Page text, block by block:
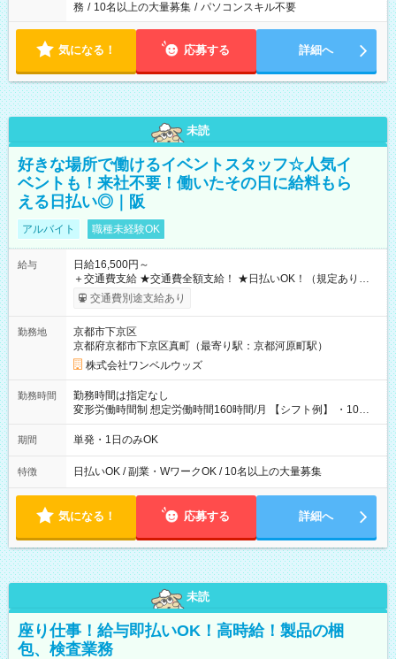
務 / 10名以上の大量募集 / パソコンスキル不要
気になる！ 応募する 詳細へ
未読
好きな場所で働けるイベントスタッフ☆人気イ
ベントも！来社不要！働いたその日に給料もら
える日払い◎｜阪
アルバイト 職種未経験OK
給与
日給16,500円～
＋交通費支給 ★交通費全額支給！ ★日払いOK！（規定あり） ┗
働いたその日に現金GET♪ お仕事後はコンビニATMから 日払
交通費別途支給あり
勤務地
京都市下京区
京都府京都市下京区真町（最寄り駅：京都河原町駅）
株式会社ワンベルウッズ
勤務時間
勤務時間は指定なし
変形労働時間制 想定労働時間160時間/月 【シフト例】 ・10：
00～20：00
期間 単発・1日のみOK
特徴 日払いOK / 副業・WワークOK / 10名以上の大量募集
気になる！ 応募する 詳細へ
未読
座り仕事！給与即払いOK！高時給！製品の梱
包、検査業務